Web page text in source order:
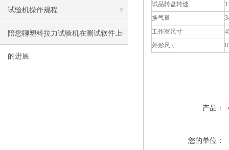
试验机操作规程
陪您聊塑料拉力试验机在测试软件上
的进展
试品转盘转速
换气量
工作室尺寸
外形尺寸
产品：
您的单位：